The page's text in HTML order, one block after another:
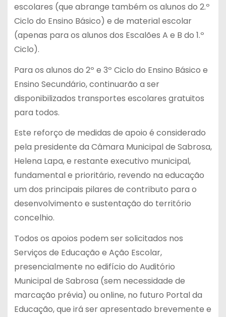
escolares (que abrange também os alunos do 2.º
Ciclo do Ensino Básico) e de material escolar
(apenas para os alunos dos Escalões A e B do 1.º
Ciclo).
Para os alunos do 2º e 3º Ciclo do Ensino Básico e
Ensino Secundário, continuarão a ser
disponibilizados transportes escolares gratuitos
para todos.
Este reforço de medidas de apoio é considerado
pela presidente da Câmara Municipal de Sabrosa,
Helena Lapa, e restante executivo municipal,
fundamental e prioritário, revendo na educação
um dos principais pilares de contributo para o
desenvolvimento e sustentação do território
concelhio.
Todos os apoios podem ser solicitados nos
Serviços de Educação e Ação Escolar,
presencialmente no edifício do Auditório
Municipal de Sabrosa (sem necessidade de
marcação prévia) ou online, no futuro Portal da
Educação, que irá ser apresentado brevemente e